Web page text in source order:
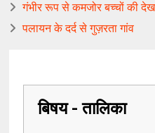
गंभीर रूप से कमजोर बच्चों की
पलायन के दर्द से गुज़रता गांव
बिषय - तालिका